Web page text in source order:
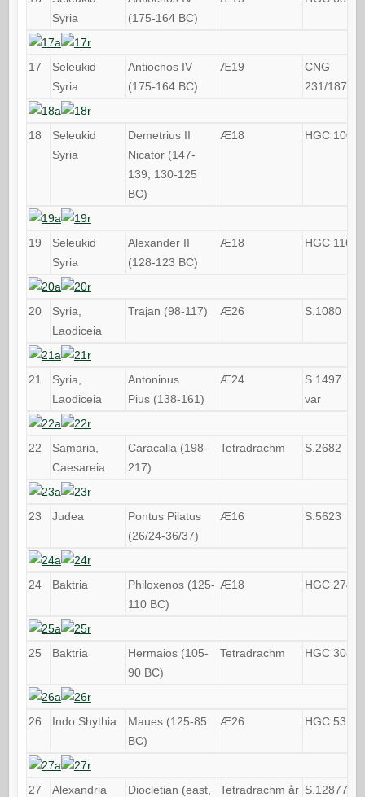
Syria
(175-164 BC)
17
Seleukid
Syria
Antiochos IV
(175-164 BC)
Æ19
CNG
231/187
18
Seleukid
Syria
Demetrius II
Nicator (147-
139, 130-125
BC)
Æ18 HGC 1000
19
Seleukid
Syria
Alexander II
(128-123 BC)
Æ18 HGC 1161
20
Syria,
Laodiceia
Trajan (98-117) Æ26 S.1080
21
Syria,
Laodiceia
Antoninus
Pius (138-161)
Æ24
S.1497
var
22
Samaria,
Caesareia
Caracalla (198-
217)
Tetradrachm S.2682
23 Judea
Pontus Pilatus
(26/24-36/37)
Æ16 S.5623
24 Baktria
Philoxenos (125-
110 BC)
Æ18 HGC 274
25 Baktria
Hermaios (105-
90 BC)
Tetradrachm HGC 308
26 Indo Shythia
Maues (125-85
BC)
Æ26 HGC 531
27 Alexandria
Diocletian (east,
Tetradrachm år S.12877